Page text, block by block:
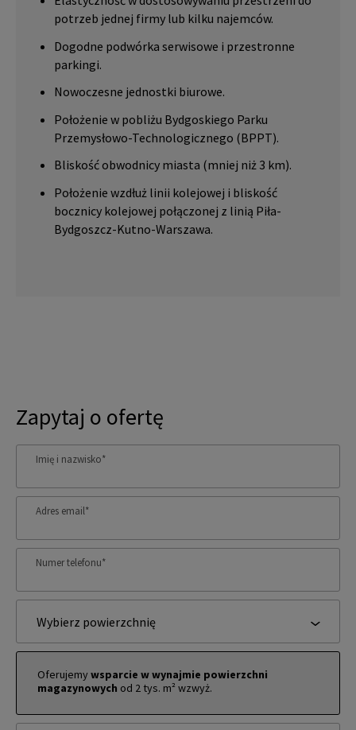
potrzeb jednej firmy lub kilku najemców.
Dogodne podwórka serwisowe i przestronne
parkingi.
Nowoczesne jednostki biurowe.
Położenie w pobliżu Bydgoskiego Parku
Przemysłowo-Technologicznego (BPPT).
Bliskość obwodnicy miasta (mniej niż 3 km).
Położenie wzdłuż linii kolejowej i bliskość
bocznicy kolejowej połączonej z linią Piła-
Bydgoszcz-Kutno-Warszawa.
Zapytaj o ofertę
Imię i nazwisko*
Adres email*
Numer telefonu*
Wybierz powierzchnię
Oferujemywsparcie w wynajmie powierzchni
magazynowych od 2 tys. m² wzwyż.